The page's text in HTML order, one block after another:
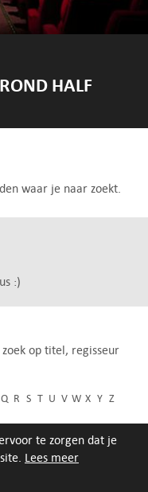
te zorgen dat je
Lees meer
HALF
waar je naar zoekt.
:)
op titel, regisseur
Q R S T U V W X Y Z